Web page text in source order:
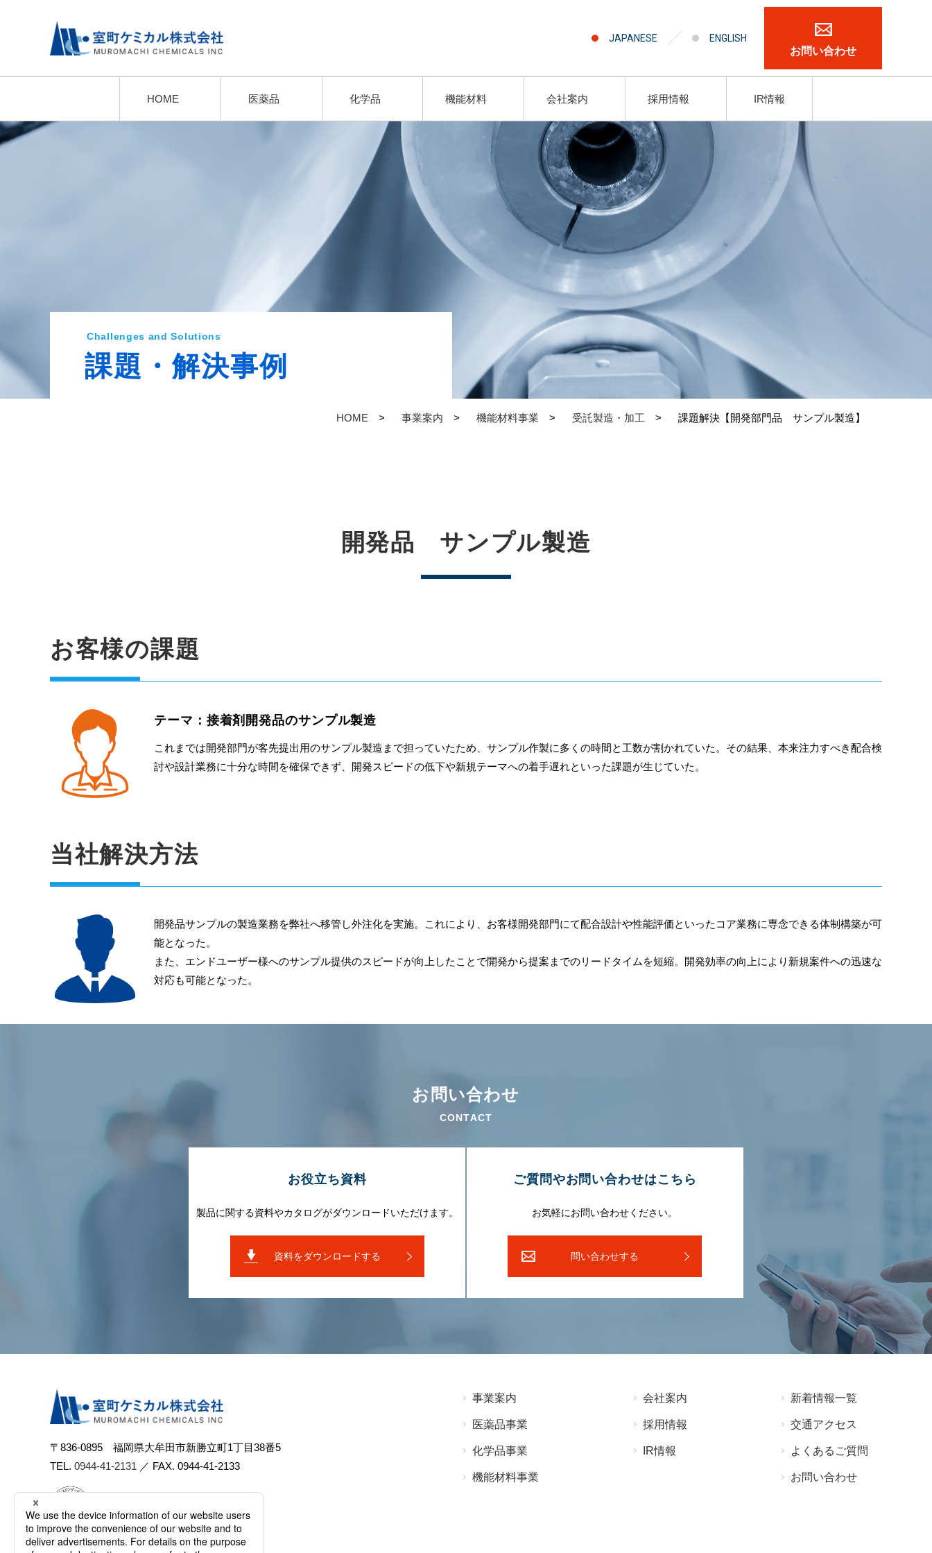
JAPANESE ENGLISH
お問い合わせ
HOME 医薬品 化学品 機能材料 会社案内 採用情報 IR情報
HOME 事業案内 機能材料事業 受託製造・加工 課題解決【開発部門品 サンプル製造】
Challenges and Solutions
課題・解決事例
開発品 サンプル製造
お客様の課題
テーマ：接着剤開発品のサンプル製造
これまでは開発部門が客先提出用のサンプル製造まで担っていたため、サンプル作製に多くの時間と工数が割かれていた。その結果、本来注力すべき配合検
討や設計業務に十分な時間を確保できず、開発スピードの低下や新規テーマへの着手遅れといった課題が生じていた。
当社解決方法
開発品サンプルの製造業務を弊社へ移管し外注化を実施。これにより、お客様開発部門にて配合設計や性能評価といったコア業務に専念できる体制構築が可
能となった。
また、エンドユーザー様へのサンプル提供のスピードが向上したことで開発から提案までのリードタイムを短縮。開発効率の向上により新規案件への迅速な
対応も可能となった。
お問い合わせ
CONTACT
お役⽴ち資料
製品に関する資料やカタログがダウンロードいただけます。
資料をダウンロードする
ご質問やお問い合わせはこちら
お気軽にお問い合わせください。
問い合わせする
〒836-0895 福岡県⼤牟⽥市新勝⽴町1丁⽬38番5
TEL. 0944-41-2131 ／ FAX. 0944-41-2133
事業案内
医薬品事業
化学品事業
機能材料事業
会社案内
採⽤情報
IR情報
新着情報⼀覧
交通アクセス
よくあるご質問
お問い合わせ